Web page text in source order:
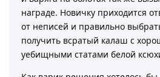
награде. Новичку приходится
от неписей и правильно
получить всратый калаш с
уебищными статами белой